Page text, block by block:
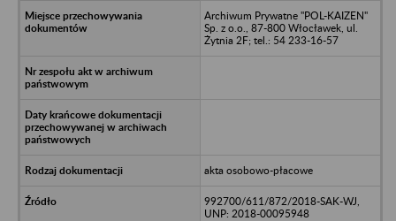
Archiwum Prywatne "POL-KAIZEN"
Sp. z o.o., 87-800 Włocławek, ul.
Żytnia 2F; tel.: 54 233-16-57
akta osobowo-płacowe
992700/611/872/2018-SAK-WJ,
UNP: 2018-00095948